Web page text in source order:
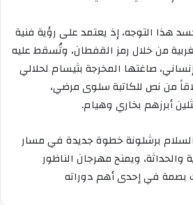
هذا التوجه، إذ يعتمد على رؤية فنية
من خلال رمز القفطان، وتُسقط عليه
صاغتها المخرجة بثيسام لحلالي
من نص للكاتبة سلوى مرضي،
أبرزهم بخاري وهيام.
برشلونة خطوة جديدة في مسار
والحداثة، ويمنح مهرجان الناظور
بصمة في إحدى أهم دوراته